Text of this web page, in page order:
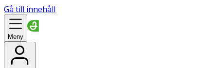
Gå till innehåll
Meny